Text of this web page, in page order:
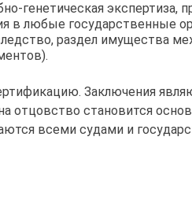
генетическая экспертиза,
в любые государственные
раздел имущества
Заключения
отцовство становится
всеми судами и